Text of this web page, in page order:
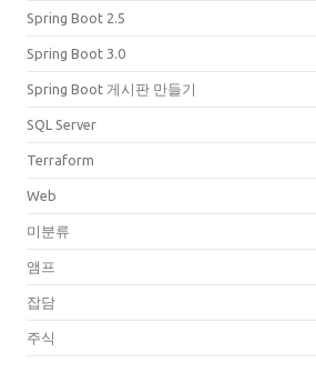
Spring Boot 2.5
Spring Boot 3.0
Spring Boot 게시판 만들기
SQL Server
Terraform
Web
미분류
앰프
잡담
주식